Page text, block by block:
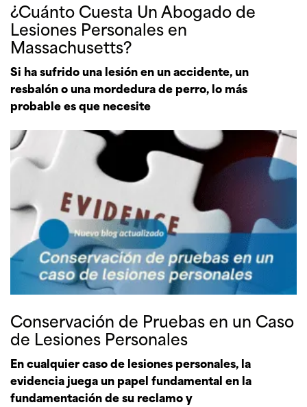
¿Cuánto Cuesta Un Abogado de
Lesiones Personales en
Massachusetts?
Si ha sufrido una lesión en un accidente, un
resbalón o una mordedura de perro, lo más
probable es que necesite
Conservación de Pruebas en un Caso
de Lesiones Personales
En cualquier caso de lesiones personales, la
evidencia juega un papel fundamental en la
fundamentación de su reclamo y